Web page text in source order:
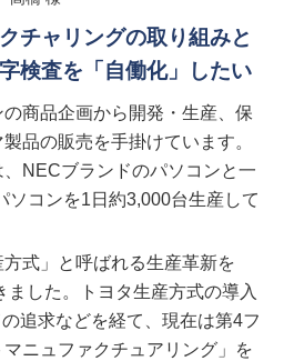
チャリングの取り組みと
検査を「自働化」したい
商品企画から開発・生産、保
品の販売を手掛けています。
NECブランドのパソコンと一
ソコンを1日約3,000台生産して
式」と呼ばれる生産革新を
ました。トヨタ生産方式の導入
追求などを経て、現在は第4フ
ニュファクチュアリング」を